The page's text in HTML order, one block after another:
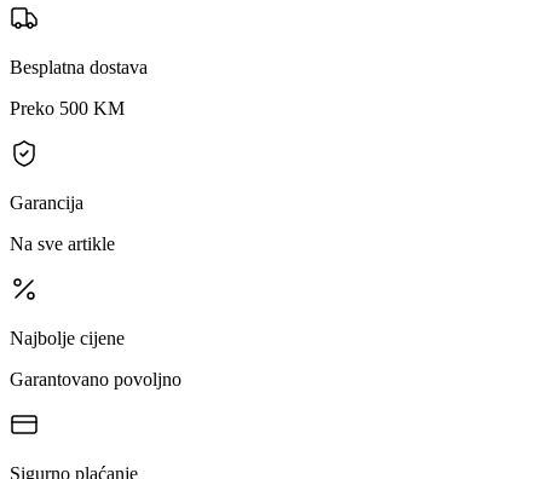
Besplatna dostava
Preko 500 KM
Garancija
Na sve artikle
Najbolje cijene
Garantovano povoljno
Sigurno plaćanje